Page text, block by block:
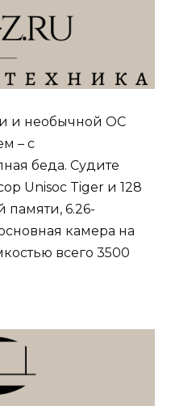
и необычной ОС
– с
беда. Судите
Unisoc Tiger и 128
памяти, 6.26-
камера на
всего 3500